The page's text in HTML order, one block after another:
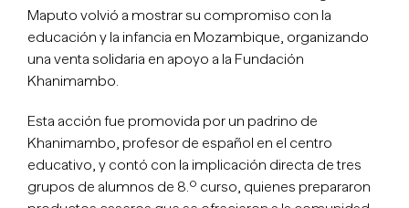
Maputo volvió a mostrar su compromiso con la
educación y la infancia en Mozambique, organizando
una venta solidaria en apoyo a la Fundación
Khanimambo.
Esta acción fue promovida por un padrino de
Khanimambo, profesor de español en el centro
educativo, y contó con la implicación directa de tres
grupos de alumnos de 8.º curso, quienes prepararon